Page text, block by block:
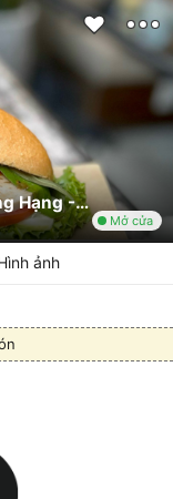
Bánh Mì XANH - Bánh Mì Chay Thượng Hạng - 38 Lê Thị Riêng
Mở cửa
ảnh